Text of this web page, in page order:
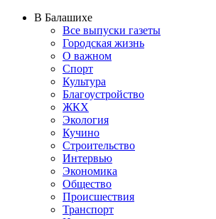
В Балашихе
Все выпуски газеты
Городская жизнь
О важном
Спорт
Культура
Благоустройство
ЖКХ
Экология
Кучино
Строительство
Интервью
Экономика
Общество
Происшествия
Транспорт